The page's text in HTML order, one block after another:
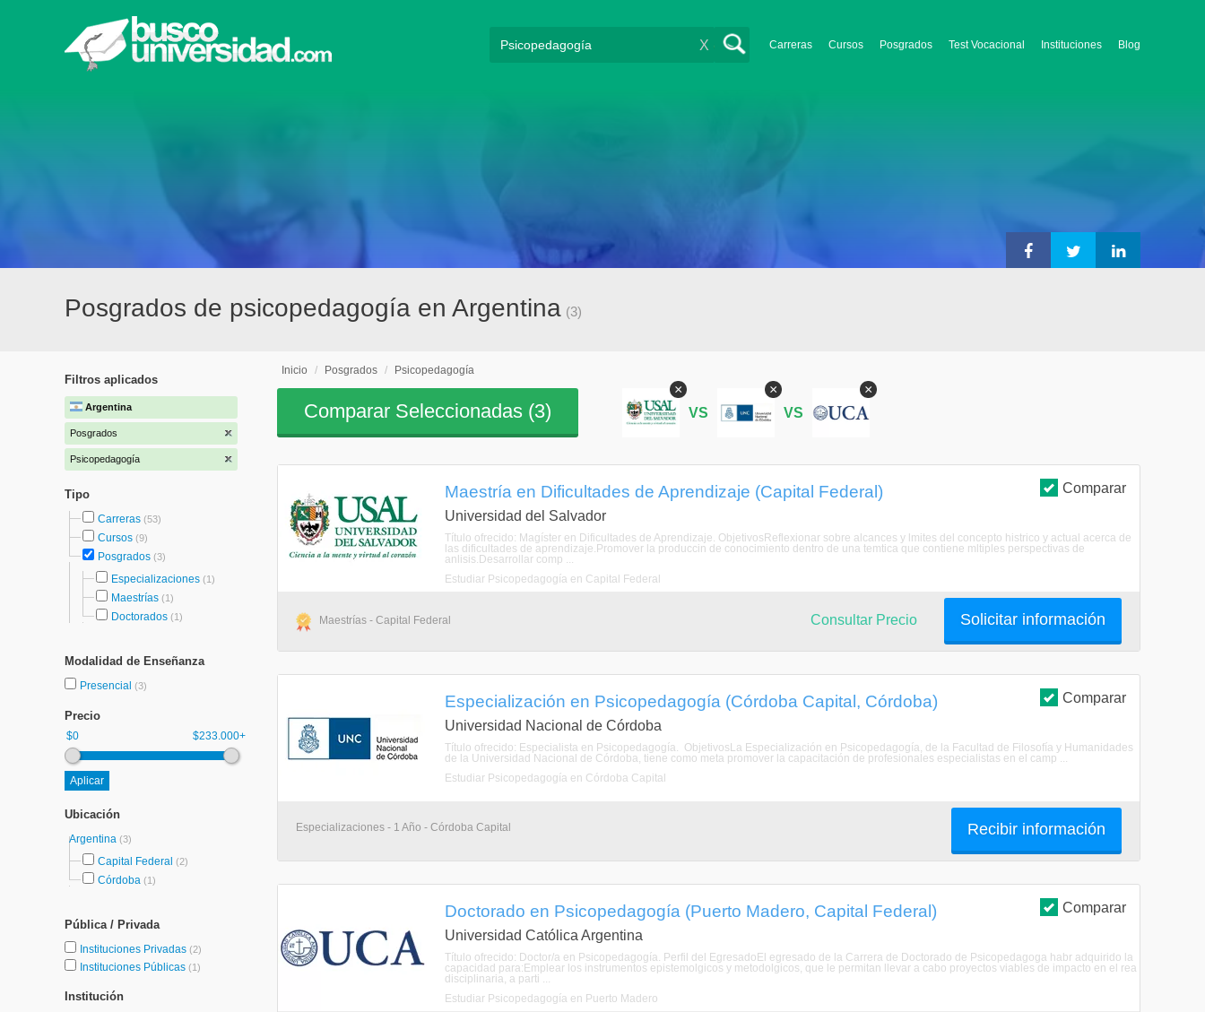
Carreras Cursos Posgrados Test Vocacional Instituciones Blog
X
Posgrados de psicopedagogía en Argentina (3)
Filtros aplicados
Argentina
Posgrados
Psicopedagogía
Tipo
Carreras (53)
Cursos (9)
Posgrados (3)
Especializaciones (1)
Maestrías (1)
Doctorados (1)
Modalidad de Enseñanza
Presencial (3)
Precio
$0 $233.000+
Ubicación
Argentina (3)
Capital Federal (2)
Córdoba (1)
Pública / Privada
Instituciones Privadas (2)
Instituciones Públicas (1)
Institución
Inicio / Posgrados / Psicopedagogía
Comparar Seleccionadas (3)
×
VS
×
VS
×
Comparar
Maestría en Dificultades de Aprendizaje (Capital Federal)
Universidad del Salvador
Título ofrecido: Magíster en Dificultades de Aprendizaje. ObjetivosReflexionar sobre alcances y lmites del concepto histrico y actual acerca de
las dificultades de aprendizaje.Promover la produccin de conocimiento dentro de una temtica que contiene mltiples perspectivas de
anlisis.Desarrollar comp ...
Estudiar Psicopedagogía en Capital Federal
Maestrías - Capital Federal Solicitar información
Consultar Precio
Comparar
Especialización en Psicopedagogía (Córdoba Capital, Córdoba)
Universidad Nacional de Córdoba
Título ofrecido: Especialista en Psicopedagogía. ObjetivosLa Especialización en Psicopedagogía, de la Facultad de Filosofía y Humanidades
de la Universidad Nacional de Córdoba, tiene como meta promover la capacitación de profesionales especialistas en el camp ...
Estudiar Psicopedagogía en Córdoba Capital
Especializaciones - 1 Año - Córdoba Capital Recibir información
Comparar
Doctorado en Psicopedagogía (Puerto Madero, Capital Federal)
Universidad Católica Argentina
Título ofrecido: Doctor/a en Psicopedagogía. Perfil del EgresadoEl egresado de la Carrera de Doctorado de Psicopedagoga habr adquirido la
capacidad para:Emplear los instrumentos epistemolgicos y metodolgicos, que le permitan llevar a cabo proyectos viables de impacto en el rea
disciplinaria, a parti ...
Estudiar Psicopedagogía en Puerto Madero